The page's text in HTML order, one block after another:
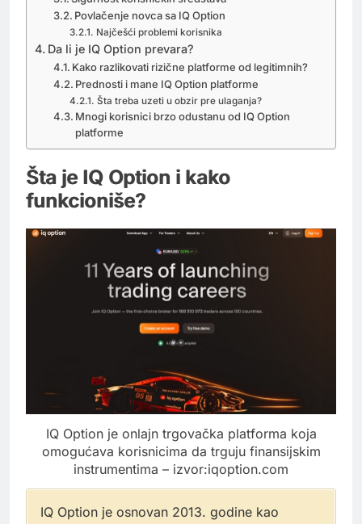
Povlačenje novca sa IQ Option
Najčešći problemi korisnika
Da li je IQ Option prevara?
Kako razlikovati rizične platforme od legitimnih?
Prednosti i mane IQ Option platforme
Šta treba uzeti u obzir pre ulaganja?
Mnogi korisnici brzo odustanu od IQ Option
platforme
Šta je IQ Option i kako
funkcioniše?
IQ Option je onlajn trgovačka platforma koja
omogućava korisnicima da trguju finansijskim
instrumentima – izvor:iqoption.com
IQ Option je osnovan 2013. godine kao